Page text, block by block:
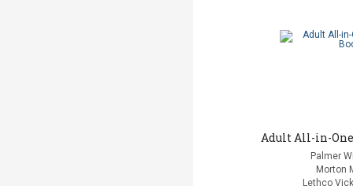
Adult All-in-One
Palmer
Morton
Lethco